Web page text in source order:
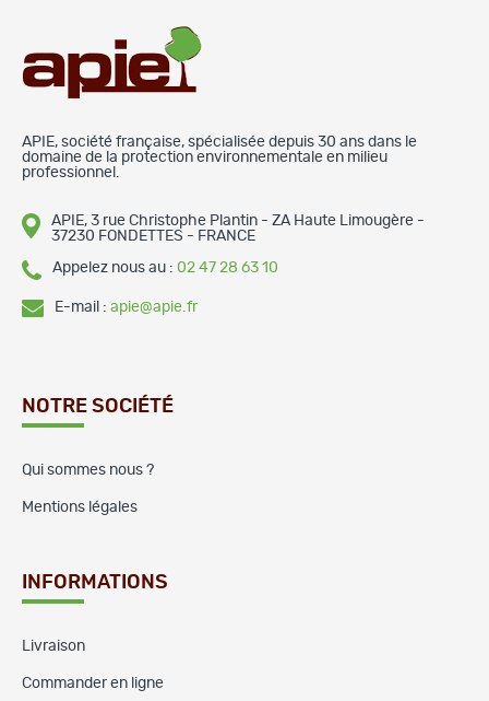
APIE, société française, spécialisée depuis 30 ans dans le
domaine de la protection environnementale en milieu
professionnel.
APIE, 3 rue Christophe Plantin - ZA Haute Limougère -
37230 FONDETTES - FRANCE
Appelez nous au : 02 47 28 63 10
E-mail : apie@apie.fr
NOTRE SOCIÉTÉ
Qui sommes nous ?
Mentions légales
INFORMATIONS
Livraison
Commander en ligne